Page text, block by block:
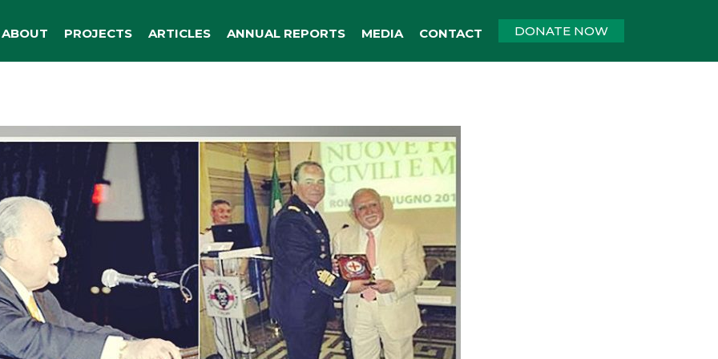
ABOUT PROJECTS ARTICLES ANNUAL REPORTS MEDIA CONTACT DONATE NOW